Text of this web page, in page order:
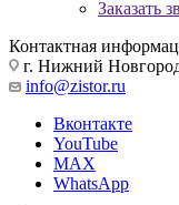
Заказать
Контактная
г. Нижний
info@zistor.ru
Вконтакте
YouTube
MAX
WhatsApp